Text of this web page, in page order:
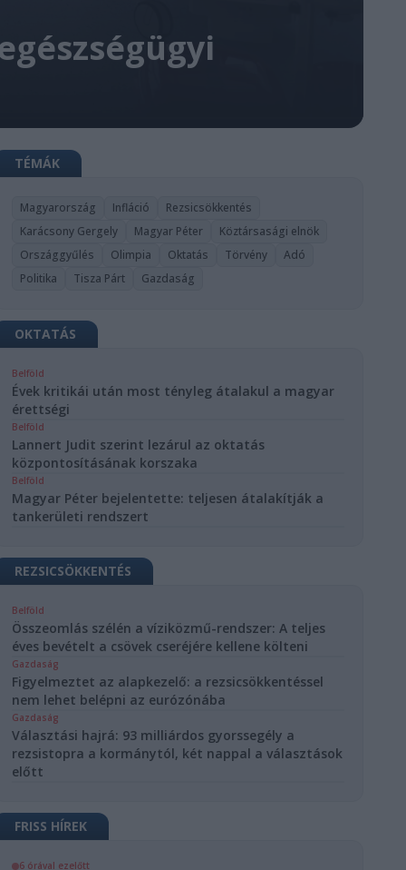
TÉMÁK
Magyarország Infláció
Rezsicsökkentés
Karácsony Gergely
Magyar Péter
Köztársasági elnök
Országgyűlés
Olimpia Oktatás Törvény
Adó
Politika
Tisza Párt Gazdaság
OKTATÁS
Belföld
Évek kritikái után most tényleg átalakul a magyar
érettségi
Belföld
Lannert Judit szerint lezárul az oktatás
központosításának korszaka
Belföld
Magyar Péter bejelentette: teljesen átalakítják a
tankerületi rendszert
REZSICSÖKKENTÉS
Belföld
Összeomlás szélén a víziközmű-rendszer: A teljes
éves bevételt a csövek cseréjére kellene költeni
Gazdaság
Figyelmeztet az alapkezelő: a rezsicsökkentéssel
nem lehet belépni az eurózónába
Gazdaság
Választási hajrá: 93 milliárdos gyorssegély a
rezsistopra a kormánytól, két nappal a választások
előtt
FRISS HÍREK
6 órával ezelőtt